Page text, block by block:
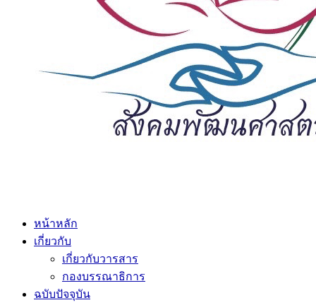
หน้าหลัก
เกี่ยวกับ
เกี่ยวกับวารสาร
กองบรรณาธิการ
ฉบับปัจจุบัน